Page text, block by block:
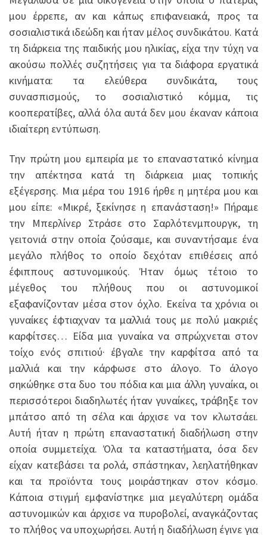
μου έρρεπε, αν και κάπως επιφανειακά, προς τα
σοσιαλιστικά ιδεώδη και ήταν μέλος συνδικάτου. Κατά
τη διάρκεια της παιδικής μου ηλικίας, είχα την τύχη να
ακούσω πολλές συζητήσεις για τα διάφορα εργατικά
κινήματα: τα ελεύθερα συνδικάτα, τους
συνασπισμούς, το σοσιαλιστικό κόμμα, τις
κοοπερατίβες, αλλά όλα αυτά δεν μου έκαναν κάποια
ιδιαίτερη εντύπωση.
Την πρώτη μου εμπειρία με το επαναστατικό κίνημα
την απέκτησα κατά τη διάρκεια μιας τοπικής
εξέγερσης. Μια μέρα του 1916 ήρθε η μητέρα μου και
μου είπε: «Μικρέ, ξεκίνησε η επανάσταση!» Πήραμε
την Μπερλίνερ Στράσε στο Σαρλότενμπουργκ, τη
γειτονιά στην οποία ζούσαμε, και συναντήσαμε ένα
μεγάλο πλήθος το οποίο δεχόταν επιθέσεις από
έφιππους αστυνομικούς. Ήταν όμως τέτοιο το
μέγεθος του πλήθους που οι αστυνομικοί
εξαφανίζονταν μέσα στον όχλο. Εκείνα τα χρόνια οι
γυναίκες έφτιαχναν τα μαλλιά τους με πολύ μακριές
καρφίτσες… Είδα μια γυναίκα να σπρώχνεται στον
τοίχο ενός σπιτιού· έβγαλε την καρφίτσα από τα
μαλλιά και την κάρφωσε στο άλογο. Το άλογο
σηκώθηκε στα δυο του πόδια και μια άλλη γυναίκα, οι
περισσότεροι διαδηλωτές ήταν γυναίκες, τράβηξε τον
μπάτσο από τη σέλα και άρχισε να τον κλωτσάει.
Αυτή ήταν η πρώτη επαναστατική διαδήλωση στην
οποία συμμετείχα. Όλα τα καταστήματα, όσα δεν
είχαν κατεβάσει τα ρολά, σπάστηκαν, λεηλατήθηκαν
και τα προϊόντα τους μοιράστηκαν στον κόσμο.
Κάποια στιγμή εμφανίστηκε μια μεγαλύτερη ομάδα
αστυνομικών και άρχισε να πυροβολεί, αναγκάζοντας
το πλήθος να υποχωρήσει. Αυτή η διαδήλωση έγινε για